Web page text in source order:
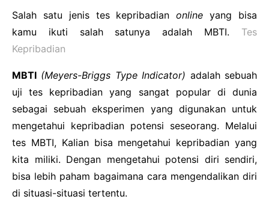
Salah satu jenis tes kepribadianonlineyang bisa
kamu ikuti salah satunya adalah MBTI. Tes
Kepribadian
MBTI (Meyers-Briggs Type Indicator) adalah sebuah
uji tes kepribadian yang sangat popular di dunia
sebagai sebuah eksperimen yang digunakan untuk
mengetahui kepribadian potensi seseorang. Melalui
tes MBTI, Kalian bisa mengetahui kepribadian yang
kita miliki. Dengan mengetahui potensi diri sendiri,
bisa lebih paham bagaimana cara mengendalikan diri
di situasi-situasi tertentu.